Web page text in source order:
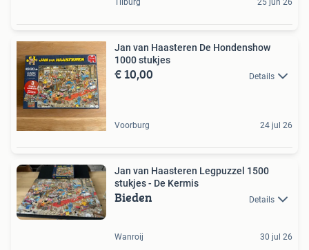
Tilburg 25 jun 26
Jan van Haasteren De Hondenshow
1000 stukjes
€ 10,00 Details
Voorburg 24 jul 26
Jan van Haasteren Legpuzzel 1500
stukjes - De Kermis
Bieden Details
Wanroij 30 jul 26